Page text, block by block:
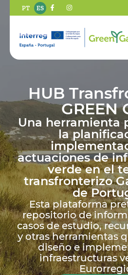
PT ES
HUB
GREEN
Una herramienta
la
actuaciones de
verde en el
transfronterizo
de
Esta plataforma
repositorio de
casos de estudio,
y otras herramientas
diseño e
infraestructuras